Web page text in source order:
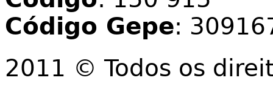
Código Gepe:
2011 © Todos os